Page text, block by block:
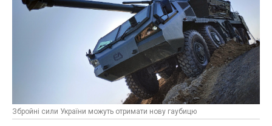
Збройні сили України можуть отримати нову гаубицю